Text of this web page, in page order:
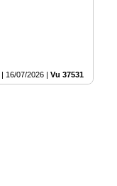
16/07/2026 Vu 37531 fois